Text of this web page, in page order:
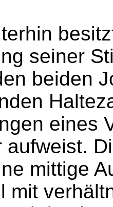
seiner
beiden
eines
aufweist.
mittige
mit